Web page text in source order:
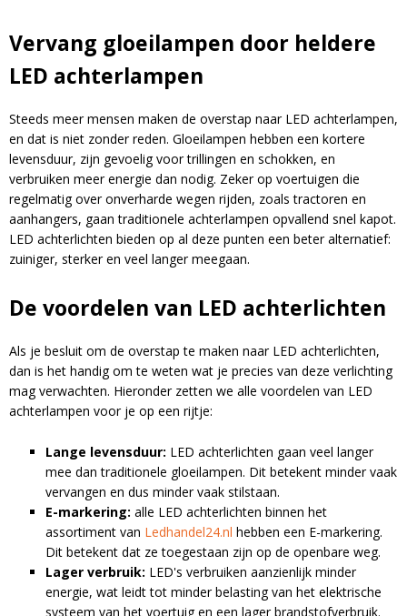
Vervang gloeilampen door heldere
LED achterlampen
Steeds meer mensen maken de overstap naar LED achterlampen,
en dat is niet zonder reden. Gloeilampen hebben een kortere
levensduur, zijn gevoelig voor trillingen en schokken, en
verbruiken meer energie dan nodig. Zeker op voertuigen die
regelmatig over onverharde wegen rijden, zoals tractoren en
aanhangers, gaan traditionele achterlampen opvallend snel kapot.
LED achterlichten bieden op al deze punten een beter alternatief:
zuiniger, sterker en veel langer meegaan.
De voordelen van LED achterlichten
Als je besluit om de overstap te maken naar LED achterlichten,
dan is het handig om te weten wat je precies van deze verlichting
mag verwachten. Hieronder zetten we alle voordelen van LED
achterlampen voor je op een rijtje:
Lange levensduur: LED achterlichten gaan veel langer
mee dan traditionele gloeilampen. Dit betekent minder vaak
vervangen en dus minder vaak stilstaan.
E-markering: alle LED achterlichten binnen het
assortiment van Ledhandel24.nl hebben een E-markering.
Dit betekent dat ze toegestaan zijn op de openbare weg.
Lager verbruik: LED's verbruiken aanzienlijk minder
energie, wat leidt tot minder belasting van het elektrische
systeem van het voertuig en een lager brandstofverbruik.